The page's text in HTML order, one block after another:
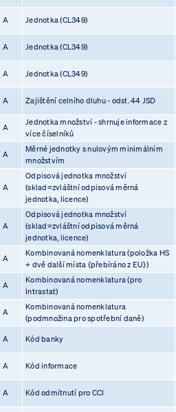
A Jednotka (CL349)
A Jednotka (CL349)
A Jednotka (CL349)
A Zajištění celního dluhu - odst. 44 JSD
A
Jednotka množství - shrnuje informace z
více číselníků
A
Měrné jednotky s nulovým minimálním
množstvím
A
Odpisová jednotka množství
(sklad=zvláštní odpisová měrná
jednotka, licence)
A
Odpisová jednotka množství
(sklad=zvláštní odpisová měrná
jednotka, licence)
A
Kombinovaná nomenklatura (položka HS
+ dvě další místa {přebíráno z EU})
A
Kombinovaná nomenklatura (pro
Intrastat)
A
Kombinovaná nomenklatura
(podmnožina pro spotřební daně)
A Kód banky
A Kód informace
A Kód odmítnutí pro CCI